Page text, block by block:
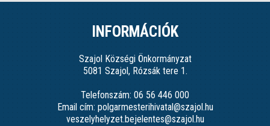
INFORMÁCIÓK
Szajol Községi Önkormányzat
5081 Szajol, Rózsák tere 1.
Telefonszám: 06 56 446 000
Email cím: polgarmesterihivatal@szajol.hu
veszelyhelyzet.bejelentes@szajol.hu